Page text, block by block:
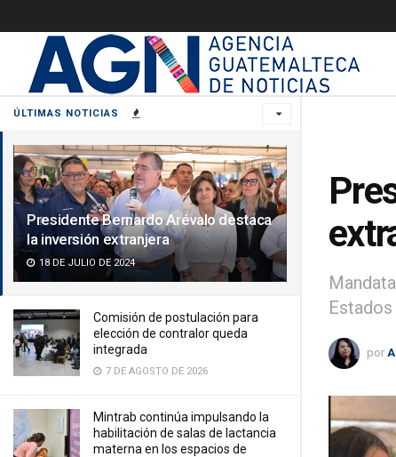
ÚLTIMAS NOTICIAS
Presidente Bernardo Arévalo destaca
la inversión extranjera
18 DE JULIO DE 2024
Comisión de postulación para
elección de contralor queda
integrada
7 DE AGOSTO DE 2026
Mintrab continúa impulsando la
habilitación de salas de lactancia
materna en los espacios de
por